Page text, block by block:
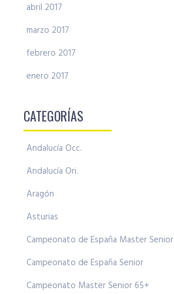
abril 2017
marzo 2017
febrero 2017
enero 2017
CATEGORÍAS
Andalucía Occ.
Andalucía Ori.
Aragón
Asturias
Campeonato de España Master Senior
Campeonato de España Senior
Campeonato Master Senior 65+